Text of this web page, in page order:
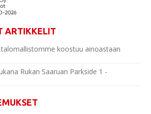
ARTIKKELIT
talomallistomme koostuu ainoastaan
Rukan Saaruan Parkside 1 -